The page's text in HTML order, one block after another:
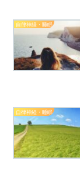
自律神経・睡眠
自律神経・睡眠